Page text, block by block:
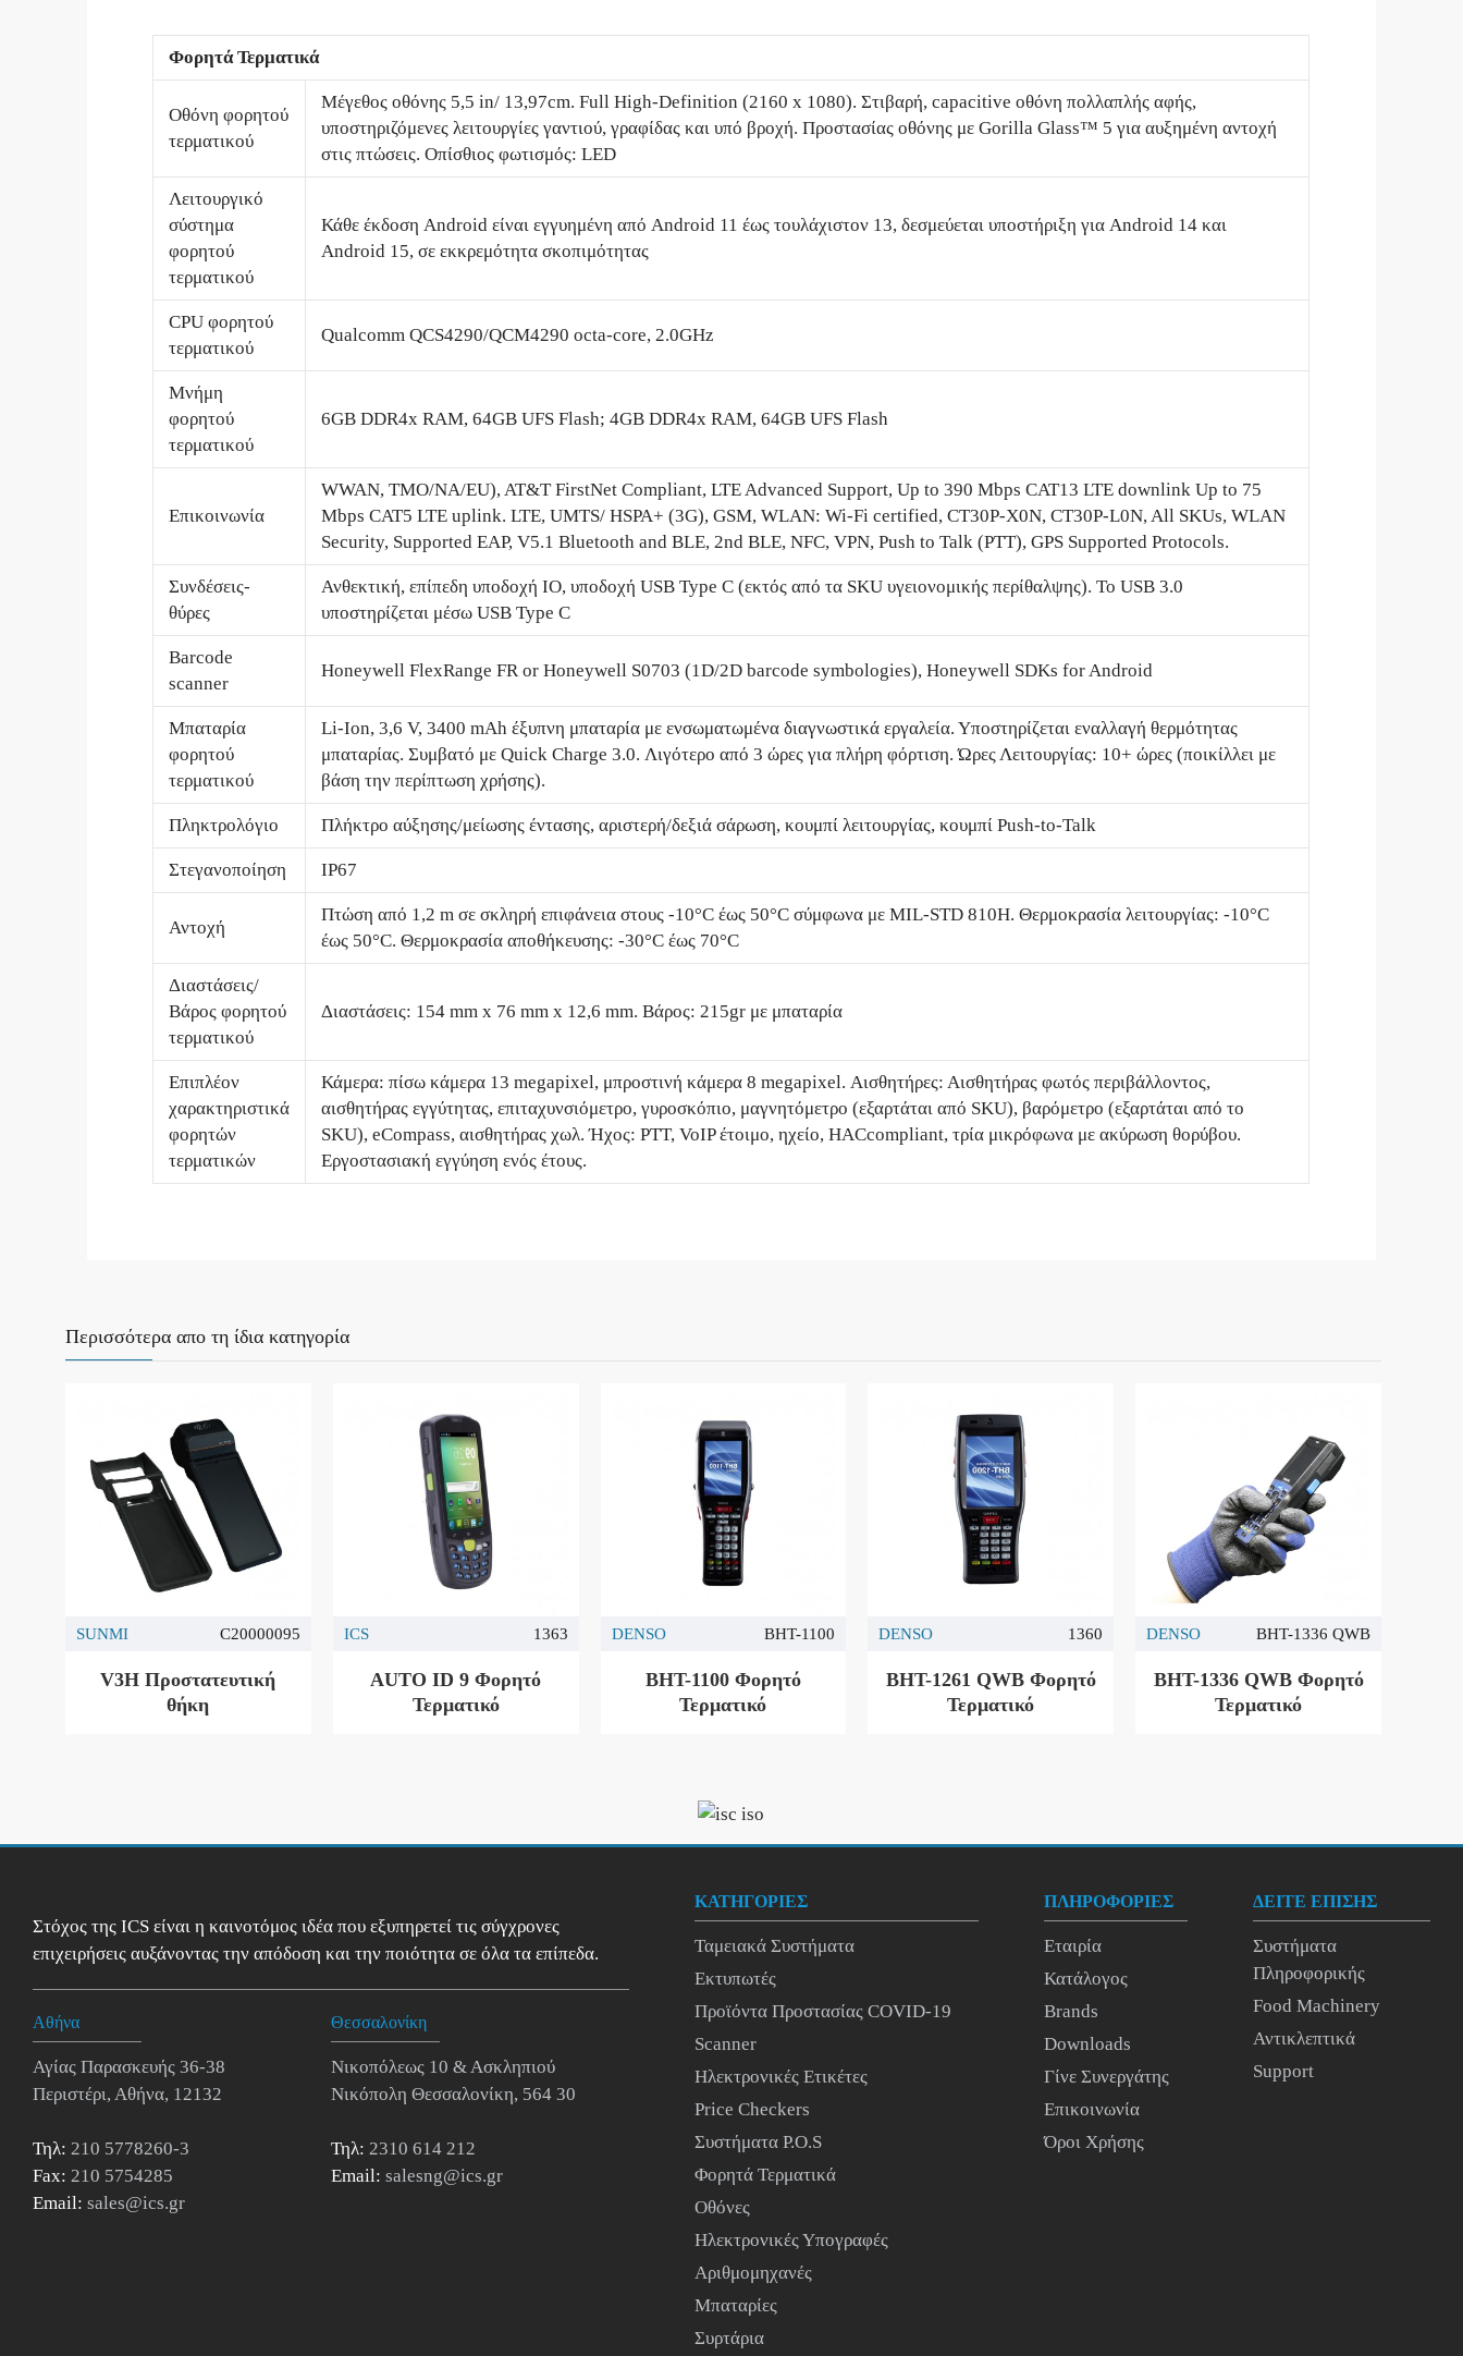
Φορητά Τερματικά
Οθόνη φορητού
τερματικού
Μέγεθος οθόνης 5,5 in/ 13,97cm. Full High-Definition (2160 x 1080). Στιβαρή, capacitive οθόνη πολλαπλής αφής,
υποστηριζόμενες λειτουργίες γαντιού, γραφίδας και υπό βροχή. Προστασίας οθόνης με Gorilla Glass™ 5 για αυξημένη αντοχή
στις πτώσεις. Οπίσθιος φωτισμός: LED
Λειτουργικό
σύστημα
φορητού
τερματικού
Κάθε έκδοση Android είναι εγγυημένη από Android 11 έως τουλάχιστον 13, δεσμεύεται υποστήριξη για Android 14 και
Android 15, σε εκκρεμότητα σκοπιμότητας
CPU φορητού
τερματικού
Qualcomm QCS4290/QCM4290 octa-core, 2.0GHz
Μνήμη
φορητού
τερματικού
6GB DDR4x RAM, 64GB UFS Flash; 4GB DDR4x RAM, 64GB UFS Flash
Επικοινωνία
WWAN, TMO/NA/EU), AT&T FirstNet Compliant, LTE Advanced Support, Up to 390 Mbps CAT13 LTE downlink Up to 75
Mbps CAT5 LTE uplink. LTE, UMTS/ HSPA+ (3G), GSM, WLAN: Wi-Fi certified, CT30P-X0N, CT30P-L0N, All SKUs, WLAN
Security, Supported EAP, V5.1 Bluetooth and BLE, 2nd BLE, NFC, VPN, Push to Talk (PTT), GPS Supported Protocols.
Συνδέσεις-
θύρες
Ανθεκτική, επίπεδη υποδοχή IO, υποδοχή USB Type C (εκτός από τα SKU υγειονομικής περίθαλψης). Το USB 3.0
υποστηρίζεται μέσω USB Type C
Barcode
scanner
Honeywell FlexRange FR or Honeywell S0703 (1D/2D barcode symbologies), Honeywell SDKs for Android
Μπαταρία
φορητού
τερματικού
Li-Ion, 3,6 V, 3400 mAh έξυπνη μπαταρία με ενσωματωμένα διαγνωστικά εργαλεία. Υποστηρίζεται εναλλαγή θερμότητας
μπαταρίας. Συμβατό με Quick Charge 3.0. Λιγότερο από 3 ώρες για πλήρη φόρτιση. Ώρες Λειτουργίας: 10+ ώρες (ποικίλλει με
βάση την περίπτωση χρήσης).
Πληκτρολόγιο Πλήκτρο αύξησης/μείωσης έντασης, αριστερή/δεξιά σάρωση, κουμπί λειτουργίας, κουμπί Push-to-Talk
Στεγανοποίηση IP67
Αντοχή
Πτώση από 1,2 m σε σκληρή επιφάνεια στους -10°C έως 50°C σύμφωνα με MIL-STD 810H. Θερμοκρασία λειτουργίας: -10°C
έως 50°C. Θερμοκρασία αποθήκευσης: -30°C έως 70°C
Διαστάσεις/
Βάρος φορητού
τερματικού
Διαστάσεις: 154 mm x 76 mm x 12,6 mm. Βάρος: 215gr με μπαταρία
Επιπλέον
χαρακτηριστικά
φορητών
τερματικών
Κάμερα: πίσω κάμερα 13 megapixel, μπροστινή κάμερα 8 megapixel. Αισθητήρες: Αισθητήρας φωτός περιβάλλοντος,
αισθητήρας εγγύτητας, επιταχυνσιόμετρο, γυροσκόπιο, μαγνητόμετρο (εξαρτάται από SKU), βαρόμετρο (εξαρτάται από το
SKU), eCompass, αισθητήρας χωλ. Ήχος: PTT, VoIP έτοιμο, ηχείο, HACcompliant, τρία μικρόφωνα με ακύρωση θορύβου.
Εργοστασιακή εγγύηση ενός έτους.
Περισσότερα απο τη ίδια κατηγορία
SUNMI C20000095
V3H Προστατευτική
θήκη
ICS 1363
AUTO ID 9 Φορητό
Τερματικό
DENSO BHT-1100
BHT-1100 Φορητό
Τερματικό
DENSO 1360
BHT-1261 QWB Φορητό
Τερματικό
DENSO BHT-1336 QWB
BHT-1336 QWB Φορητό
Τερματικό
Στόχος της ICS είναι η καινοτόμος ιδέα που εξυπηρετεί τις σύγχρονες
επιχειρήσεις αυξάνοντας την απόδοση και την ποιότητα σε όλα τα επίπεδα.
Αθήνα
Αγίας Παρασκευής 36-38
Περιστέρι, Αθήνα, 12132
Τηλ: 210 5778260-3
Fax: 210 5754285
Email: sales@ics.gr
Θεσσαλονίκη
Νικοπόλεως 10 & Ασκληπιού
Νικόπολη Θεσσαλονίκη, 564 30
Τηλ: 2310 614 212
Email: salesng@ics.gr
ΚΑΤΗΓΟΡΙΕΣ
Ταμειακά Συστήματα
Εκτυπωτές
Προϊόντα Προστασίας COVID-19
Scanner
Ηλεκτρονικές Ετικέτες
Price Checkers
Συστήματα P.O.S
Φορητά Τερματικά
Οθόνες
Ηλεκτρονικές Υπογραφές
Αριθμομηχανές
Μπαταρίες
Συρτάρια
ΠΛΗΡΟΦΟΡΙΕΣ
Εταιρία
Κατάλογος
Brands
Downloads
Γίνε Συνεργάτης
Επικοινωνία
Όροι Χρήσης
ΔΕΙΤΕ ΕΠΙΣΗΣ
Συστήματα
Πληροφορικής
Food Machinery
Αντικλεπτικά
Support